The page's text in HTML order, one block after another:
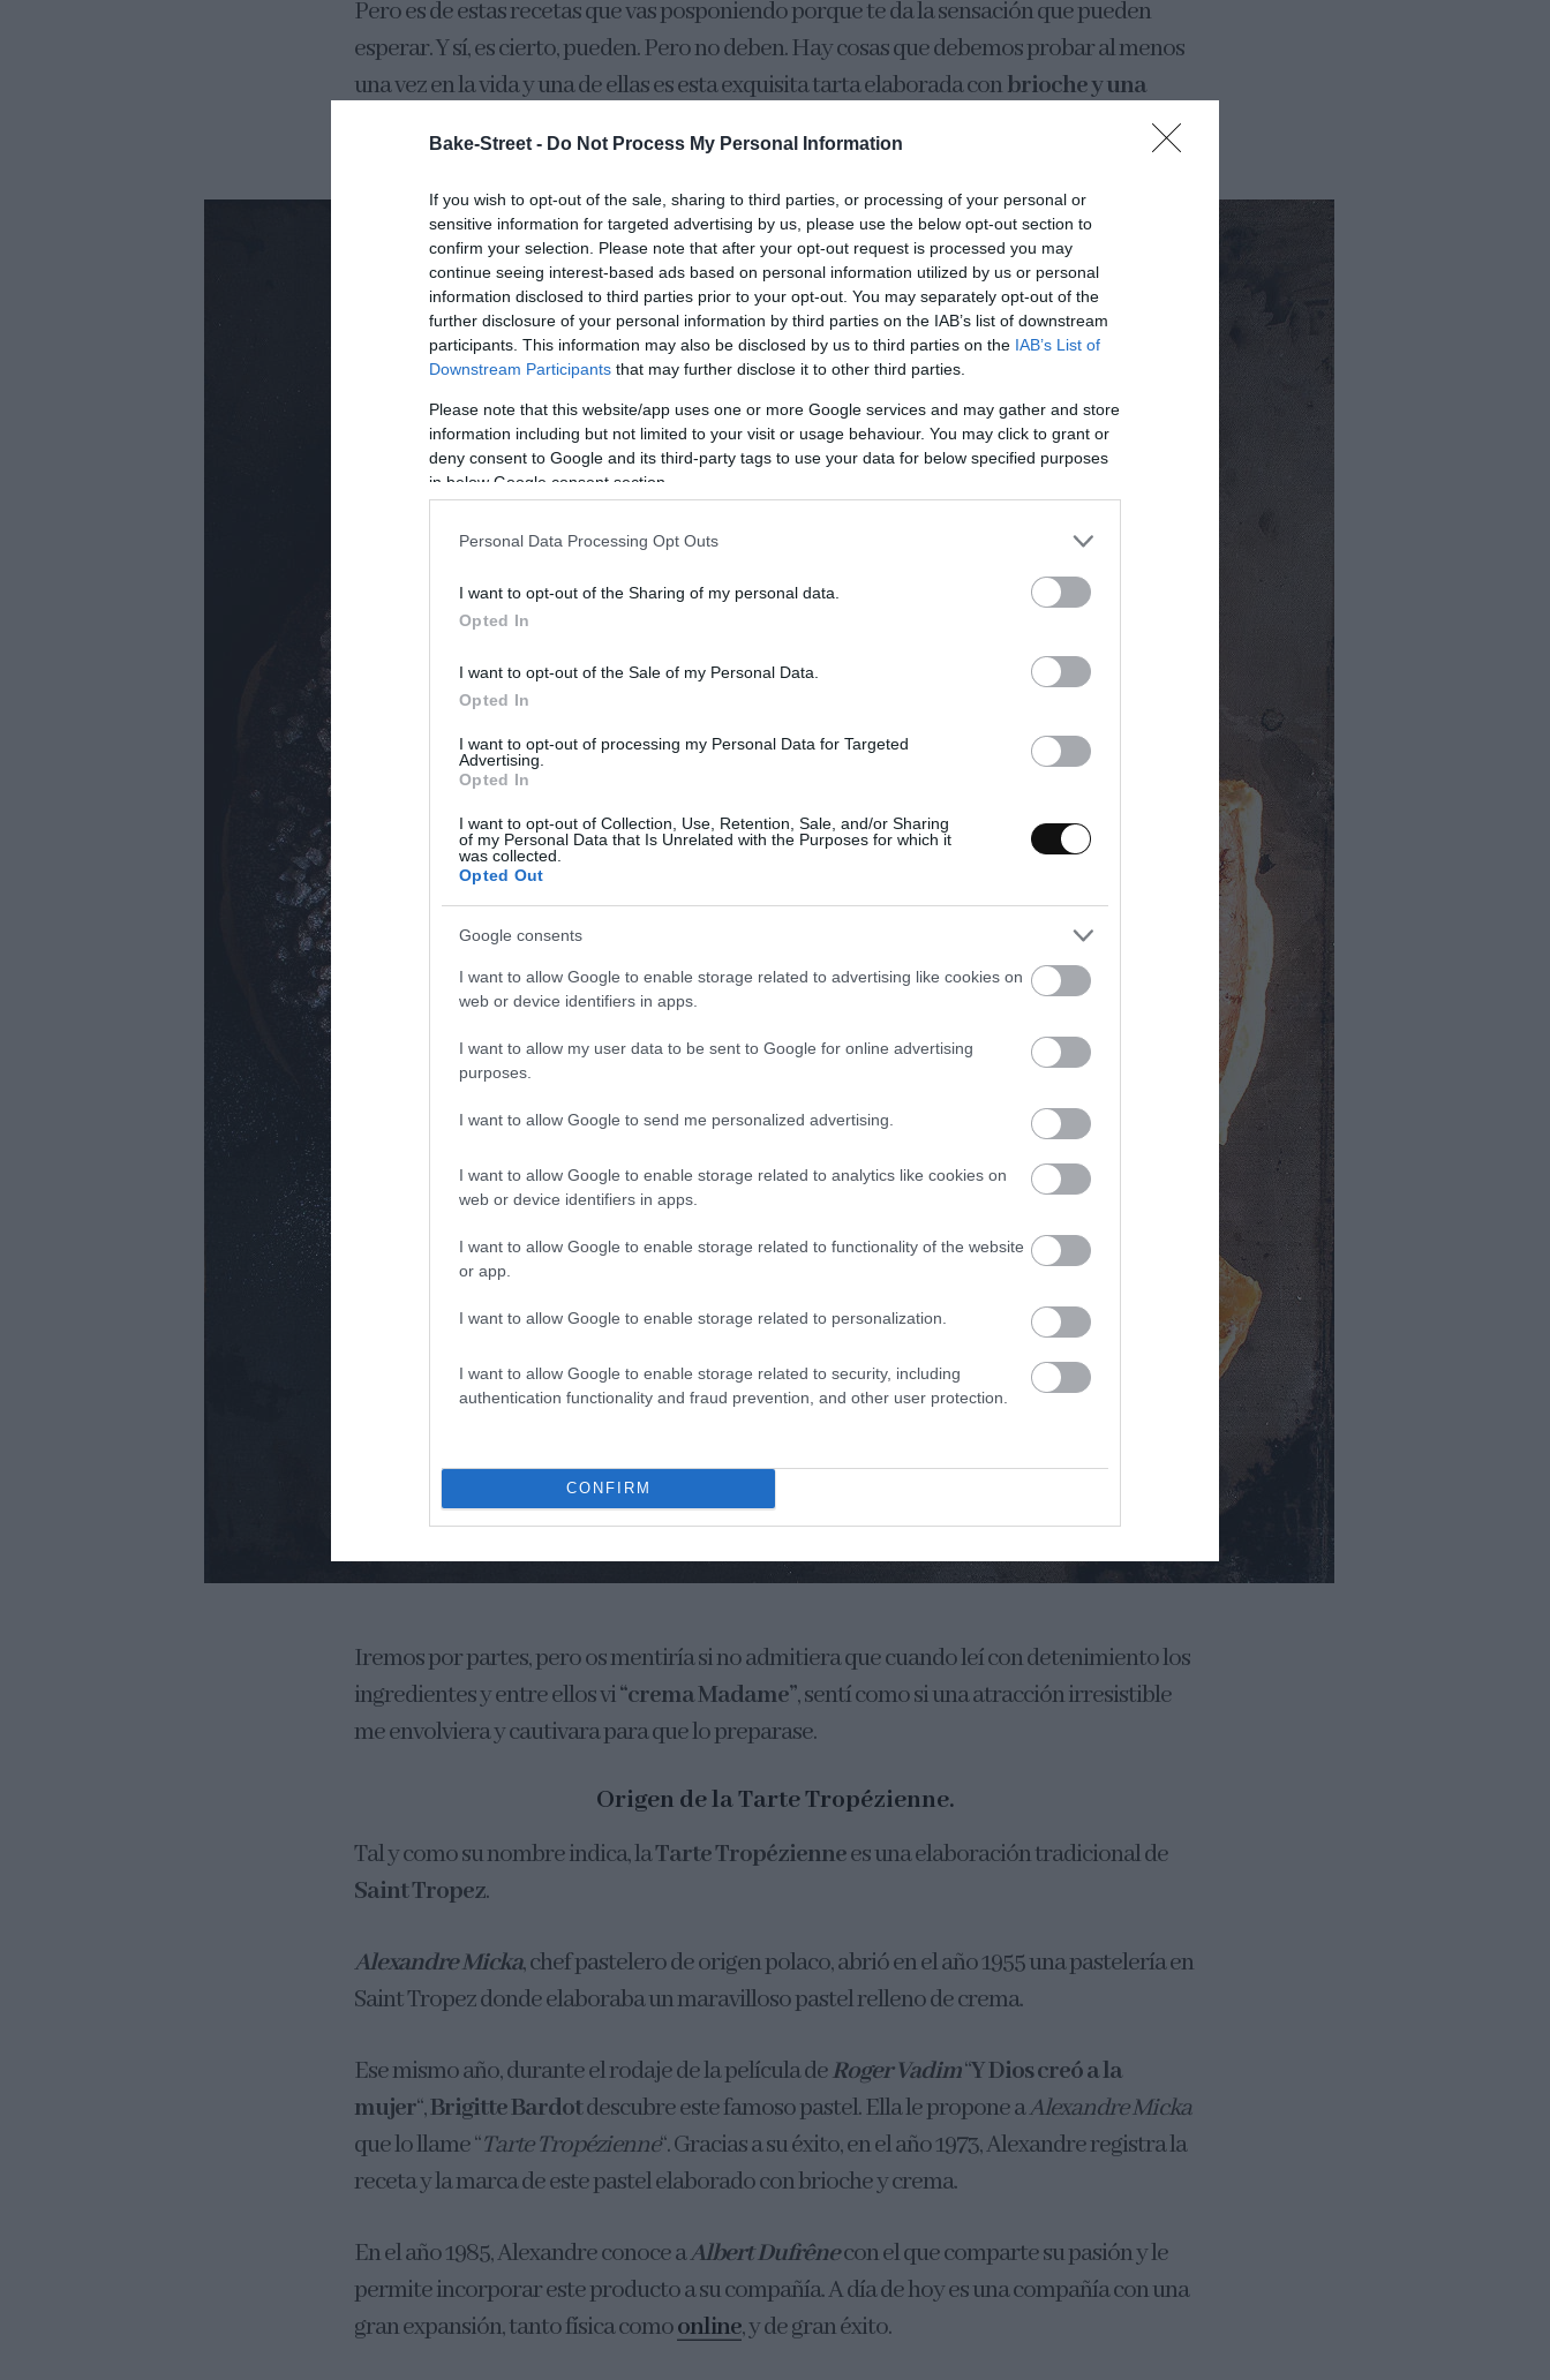
Bake-Street - Do Not Process My Personal Information
If you wish to opt-out of the sale, sharing to third parties, or processing of your personal or
sensitive information for targeted advertising by us, please use the below opt-out section to
confirm your selection. Please note that after your opt-out request is processed you may
continue seeing interest-based ads based on personal information utilized by us or personal
information disclosed to third parties prior to your opt-out. You may separately opt-out of the
further disclosure of your personal information by third parties on the IAB’s list of downstream
participants. This information may also be disclosed by us to third parties on the IAB’s List of
Downstream Participants that may further disclose it to other third parties.
Please note that this website/app uses one or more Google services and may gather and store
information including but not limited to your visit or usage behaviour. You may click to grant or
deny consent to Google and its third-party tags to use your data for below specified purposes
in below Google consent section.
Personal Data Processing Opt Outs
I want to opt-out of the Sharing of my personal data.
Opted In
I want to opt-out of the Sale of my Personal Data.
Opted In
I want to opt-out of processing my Personal Data for Targeted
Advertising.
Opted In
I want to opt-out of Collection, Use, Retention, Sale, and/or Sharing
of my Personal Data that Is Unrelated with the Purposes for which it
was collected.
Opted Out
Google consents
I want to allow Google to enable storage related to advertising like cookies on
web or device identifiers in apps.
I want to allow my user data to be sent to Google for online advertising
purposes.
I want to allow Google to send me personalized advertising.
I want to allow Google to enable storage related to analytics like cookies on
web or device identifiers in apps.
I want to allow Google to enable storage related to functionality of the website
or app.
I want to allow Google to enable storage related to personalization.
I want to allow Google to enable storage related to security, including
authentication functionality and fraud prevention, and other user protection.
CONFIRM
Pero es de estas recetas que vas posponiendo porque te da la sensación que pueden
esperar. Y sí, es cierto, pueden. Pero no deben. Hay cosas que debemos probar al menos
una vez en la vida y una de ellas es esta exquisita tarta elaborada conbrioche y una
Iremos por partes, pero os mentiría si no admitiera que cuando leí con detenimiento los
ingredientes y entre ellos vi“crema Madame”, sentí como si una atracción irresistible
me envolviera y cautivara para que lo preparase.
Origen de la Tarte Tropézienne.
Tal y como su nombre indica, laTarte Tropéziennees una elaboración tradicional de
Saint Tropez.
Alexandre Micka, chef pastelero de origen polaco, abrió en el año 1955 una pastelería en
Saint Tropez donde elaboraba un maravilloso pastel relleno de crema.
Ese mismo año, durante el rodaje de la película deRoger Vadim“Y Dios creó a la
mujer“,Brigitte Bardotdescubre este famoso pastel. Ella le propone aAlexandre Micka
que lo llame “Tarte Tropézienne“. Gracias a su éxito, en el año 1973, Alexandre registra la
receta y la marca de este pastel elaborado con brioche y crema.
En el año 1985, Alexandre conoce aAlbert Dufrênecon el que comparte su pasión y le
permite incorporar este producto a su compañía. A día de hoy es una compañía con una
gran expansión, tanto física comoonline, y de gran éxito.